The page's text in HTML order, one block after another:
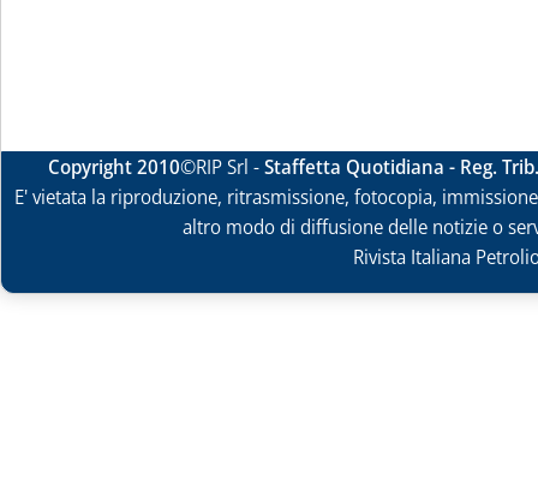
Copyright 2010©RIP Srl -Staffetta Quotidiana - Reg.
E' vietata la riproduzione, ritrasmissione, fotocopia,
altro modo di diffusione delle notizie o
Rivista Italiana